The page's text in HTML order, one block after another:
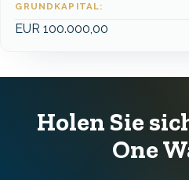
GRUNDKAPITAL:
EUR 100.000,00
Holen Sie
One